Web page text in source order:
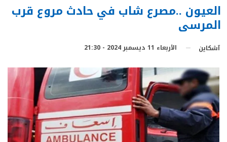
العيون ..مصرع شاب في حادث مروع قرب
المرسى
آشكاين الأربعاء 11 ديسمبر 2024 - 21:30